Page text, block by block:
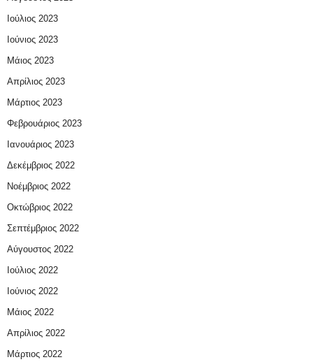
Ιούλιος 2023
Ιούνιος 2023
Μάιος 2023
Απρίλιος 2023
Μάρτιος 2023
Φεβρουάριος 2023
Ιανουάριος 2023
Δεκέμβριος 2022
Νοέμβριος 2022
Οκτώβριος 2022
Σεπτέμβριος 2022
Αύγουστος 2022
Ιούλιος 2022
Ιούνιος 2022
Μάιος 2022
Απρίλιος 2022
Μάρτιος 2022